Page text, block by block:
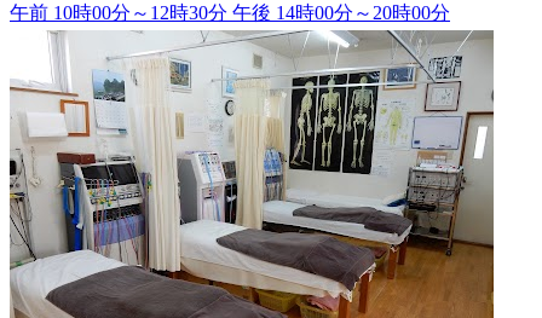
午前 10時00分～12時30分 午後 14時00分～20時00分